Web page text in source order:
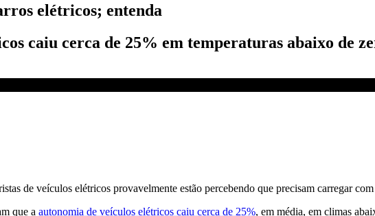
elétricos; entenda
caiu cerca de 25% em temperaturas abaixo de
de veículos elétricos provavelmente estão percebendo que precisam carregar
que a autonomia de veículos elétricos caiu cerca de 25%, em média, em climas